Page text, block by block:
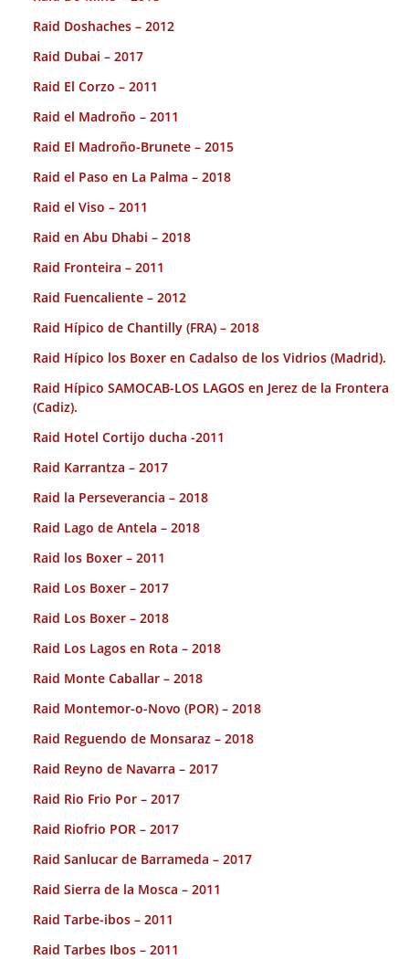
Raid Doshaches – 2012
Raid Dubai – 2017
Raid El Corzo – 2011
Raid el Madroño – 2011
Raid El Madroño-Brunete – 2015
Raid el Paso en La Palma – 2018
Raid el Viso – 2011
Raid en Abu Dhabi – 2018
Raid Fronteira – 2011
Raid Fuencaliente – 2012
Raid Hípico de Chantilly (FRA) – 2018
Raid Hípico los Boxer en Cadalso de los Vidrios (Madrid).
Raid Hípico SAMOCAB-LOS LAGOS en Jerez de la Frontera
(Cadiz).
Raid Hotel Cortijo ducha -2011
Raid Karrantza – 2017
Raid la Perseverancia – 2018
Raid Lago de Antela – 2018
Raid los Boxer – 2011
Raid Los Boxer – 2017
Raid Los Boxer – 2018
Raid Los Lagos en Rota – 2018
Raid Monte Caballar – 2018
Raid Montemor-o-Novo (POR) – 2018
Raid Reguendo de Monsaraz – 2018
Raid Reyno de Navarra – 2017
Raid Rio Frio Por – 2017
Raid Riofrio POR – 2017
Raid Sanlucar de Barrameda – 2017
Raid Sierra de la Mosca – 2011
Raid Tarbe-ibos – 2011
Raid Tarbes Ibos – 2011